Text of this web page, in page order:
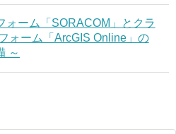
ォーム「SORACOM」とクラ
ォーム「ArcGIS Online」の
～